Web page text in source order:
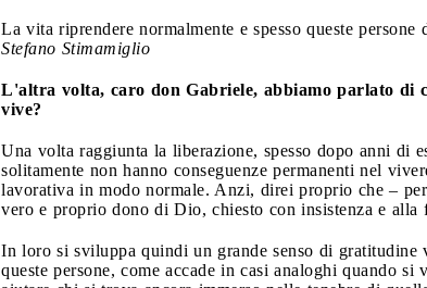
La vita riprendere normalmente e spesso queste
Stefano Stimamiglio
L'altra volta, caro don Gabriele, abbiamo parlato di
vive?
Una volta raggiunta la liberazione, spesso dopo anni di
solitamente non hanno conseguenze permanenti nel
lavorativa in modo normale. Anzi, direi proprio che –
vero e proprio dono di Dio, chiesto con insistenza e alla
In loro si sviluppa quindi un grande senso di
queste persone, come accade in casi analoghi quando